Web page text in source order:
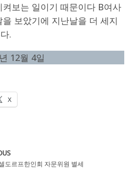
보는 일이기 때문이다 B여사
보았기에 지난날을 더 세지
.
12월 4일
X
도르프한인회 자문위원 별세